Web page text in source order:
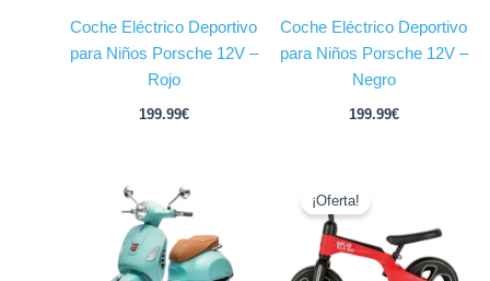
Coche Eléctrico Deportivo
para Niños Porsche 12V –
Rojo
199.99€
Coche Eléctrico Deportivo
para Niños Porsche 12V –
Negro
199.99€
¡Oferta!
era:
49.99€.
es: